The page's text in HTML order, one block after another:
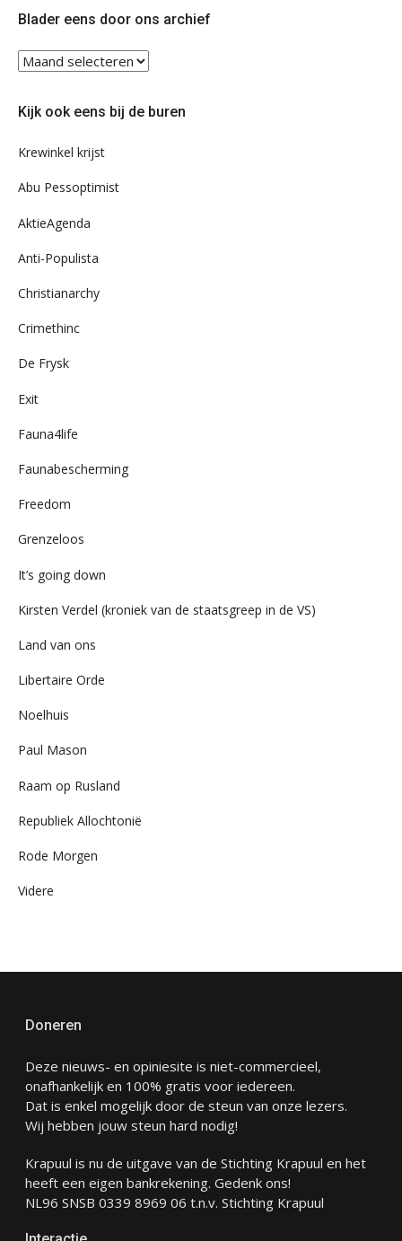
Blader eens door ons archief
Blader
ons
Kijk ook eens bij de buren
Krewinkel krijst
Abu Pessoptimist
AktieAgenda
Anti-Populista
Christianarchy
Crimethinc
De Frysk
Exit
Fauna4life
Faunabescherming
Freedom
Grenzeloos
It’s going down
Kirsten Verdel (kroniek van de staatsgreep in de VS)
Land van ons
Libertaire Orde
Noelhuis
Paul Mason
Raam op Rusland
Republiek Allochtonië
Rode Morgen
Videre
Doneren
Deze nieuws- en opiniesite is niet-commercieel,
onafhankelijk en 100% gratis voor iedereen.
Dat is enkel mogelijk door de steun van onze lezers.
Wij hebben jouw steun hard nodig!
Krapuul is nu de uitgave van de Stichting Krapuul en het
heeft een eigen bankrekening. Gedenk ons!
NL96 SNSB 0339 8969 06 t.n.v. Stichting Krapuul